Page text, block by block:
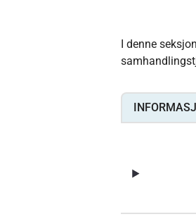
I denne